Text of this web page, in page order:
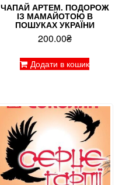
ЧАПАЙ АРТЕМ. ПОДОРОЖ
ІЗ МАМАЙОТОЮ В
ПОШУКАХ УКРАЇНИ
200.00₴
Додати в кошик